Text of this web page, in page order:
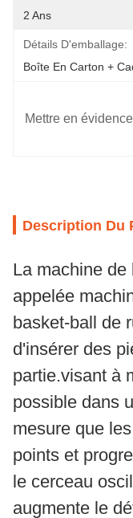
2 Ans
Détails D'emballage:
Boîte En Carton +
Mettre en
Description Du
La machine
appelée
basket-ball de
d'insérer des
partie.visant à
possible dans
mesure que
points et
le cerceau
augmente le